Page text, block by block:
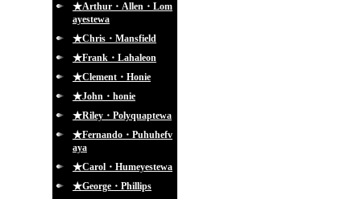
★Arthur・Allen・Lom
ayestewa
★Chris・Mansfield
★Frank・Lahaleon
★Clement・Honie
★John・honie
★Riley・Polyquaptewa
★Fernando・Puhuhefv
aya
★Carol・Humeyestewa
★George・Phillips